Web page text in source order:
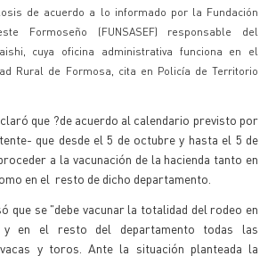
de acuerdo a lo informado por la Fundación
Formoseño (FUNSASEF) responsable del
cuya oficina administrativa funciona en el
Rural de Formosa, cita en Policía de Territorio
que ?de acuerdo al calendario previsto por
que desde el 5 de octubre y hasta el 5 de
a la vacunación de la hacienda tanto en
en el resto de dicho departamento.
que se "debe vacunar la totalidad del rodeo en
en el resto del departamento todas las
y toros. Ante la situación planteada la